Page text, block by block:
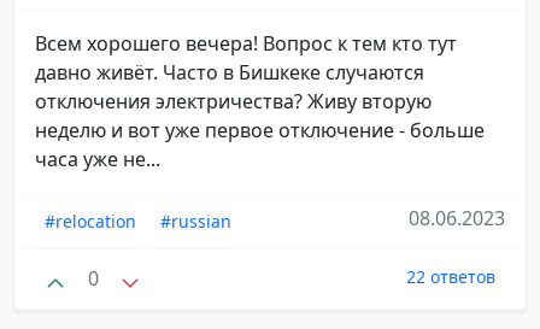
Всем хорошего вечера! Вопрос к тем кто тут
давно живёт. Часто в Бишкеке случаются
отключения электричества? Живу вторую
неделю и вот уже первое отключение - больше
часа уже не...
#relocation #russian 08.06.2023
0 22 ответов